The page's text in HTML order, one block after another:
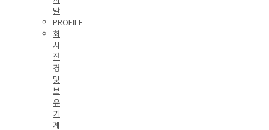
말
PROFILE
회
사
전
경
및
보
유
기
계